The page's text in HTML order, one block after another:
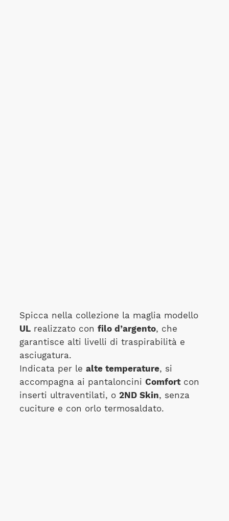
Spicca nella collezione la maglia modello
ULrealizzato con filo d’argento, che
garantisce alti livelli di traspirabilità e
asciugatura.
Indicata per le alte temperature, si
accompagna ai pantaloncini Comfortcon
inserti ultraventilati, o 2ND Skin, senza
cuciture e con orlo termosaldato.